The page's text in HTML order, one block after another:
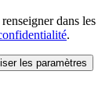
dans les
.
les paramètres